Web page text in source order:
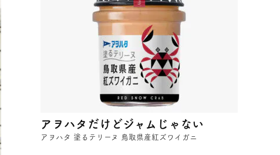
アヲハタだけどジャムじゃない
アヲハタ 塗るテリーヌ 鳥取県産紅ズワイガニ